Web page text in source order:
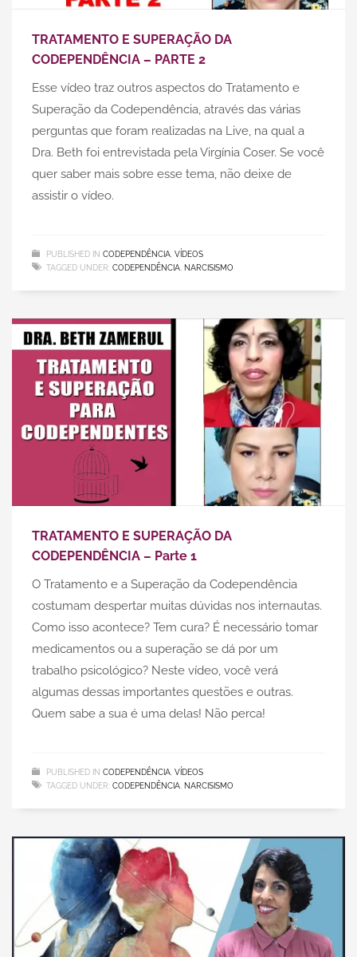
TRATAMENTO E SUPERAÇÃO DA
CODEPENDÊNCIA – PARTE 2
Esse vídeo traz outros aspectos do Tratamento e
Superação da Codependência, através das várias
perguntas que foram realizadas na Live, na qual a
Dra. Beth foi entrevistada pela Virgínia Coser. Se você
quer saber mais sobre esse tema, não deixe de
assistir o vídeo.
PUBLISHED IN CODEPENDÊNCIA VÍDEOS
TAGGED UNDER: CODEPENDÊNCIA NARCISISMO
TRATAMENTO E SUPERAÇÃO DA
CODEPENDÊNCIA – Parte 1
O Tratamento e a Superação da Codependência
costumam despertar muitas dúvidas nos internautas.
Como isso acontece? Tem cura? É necessário tomar
medicamentos ou a superação se dá por um
trabalho psicológico? Neste vídeo, você verá
algumas dessas importantes questões e outras.
Quem sabe a sua é uma delas! Não perca!
PUBLISHED IN CODEPENDÊNCIA, VÍDEOS
TAGGED UNDER: CODEPENDÊNCIA, NARCISISMO